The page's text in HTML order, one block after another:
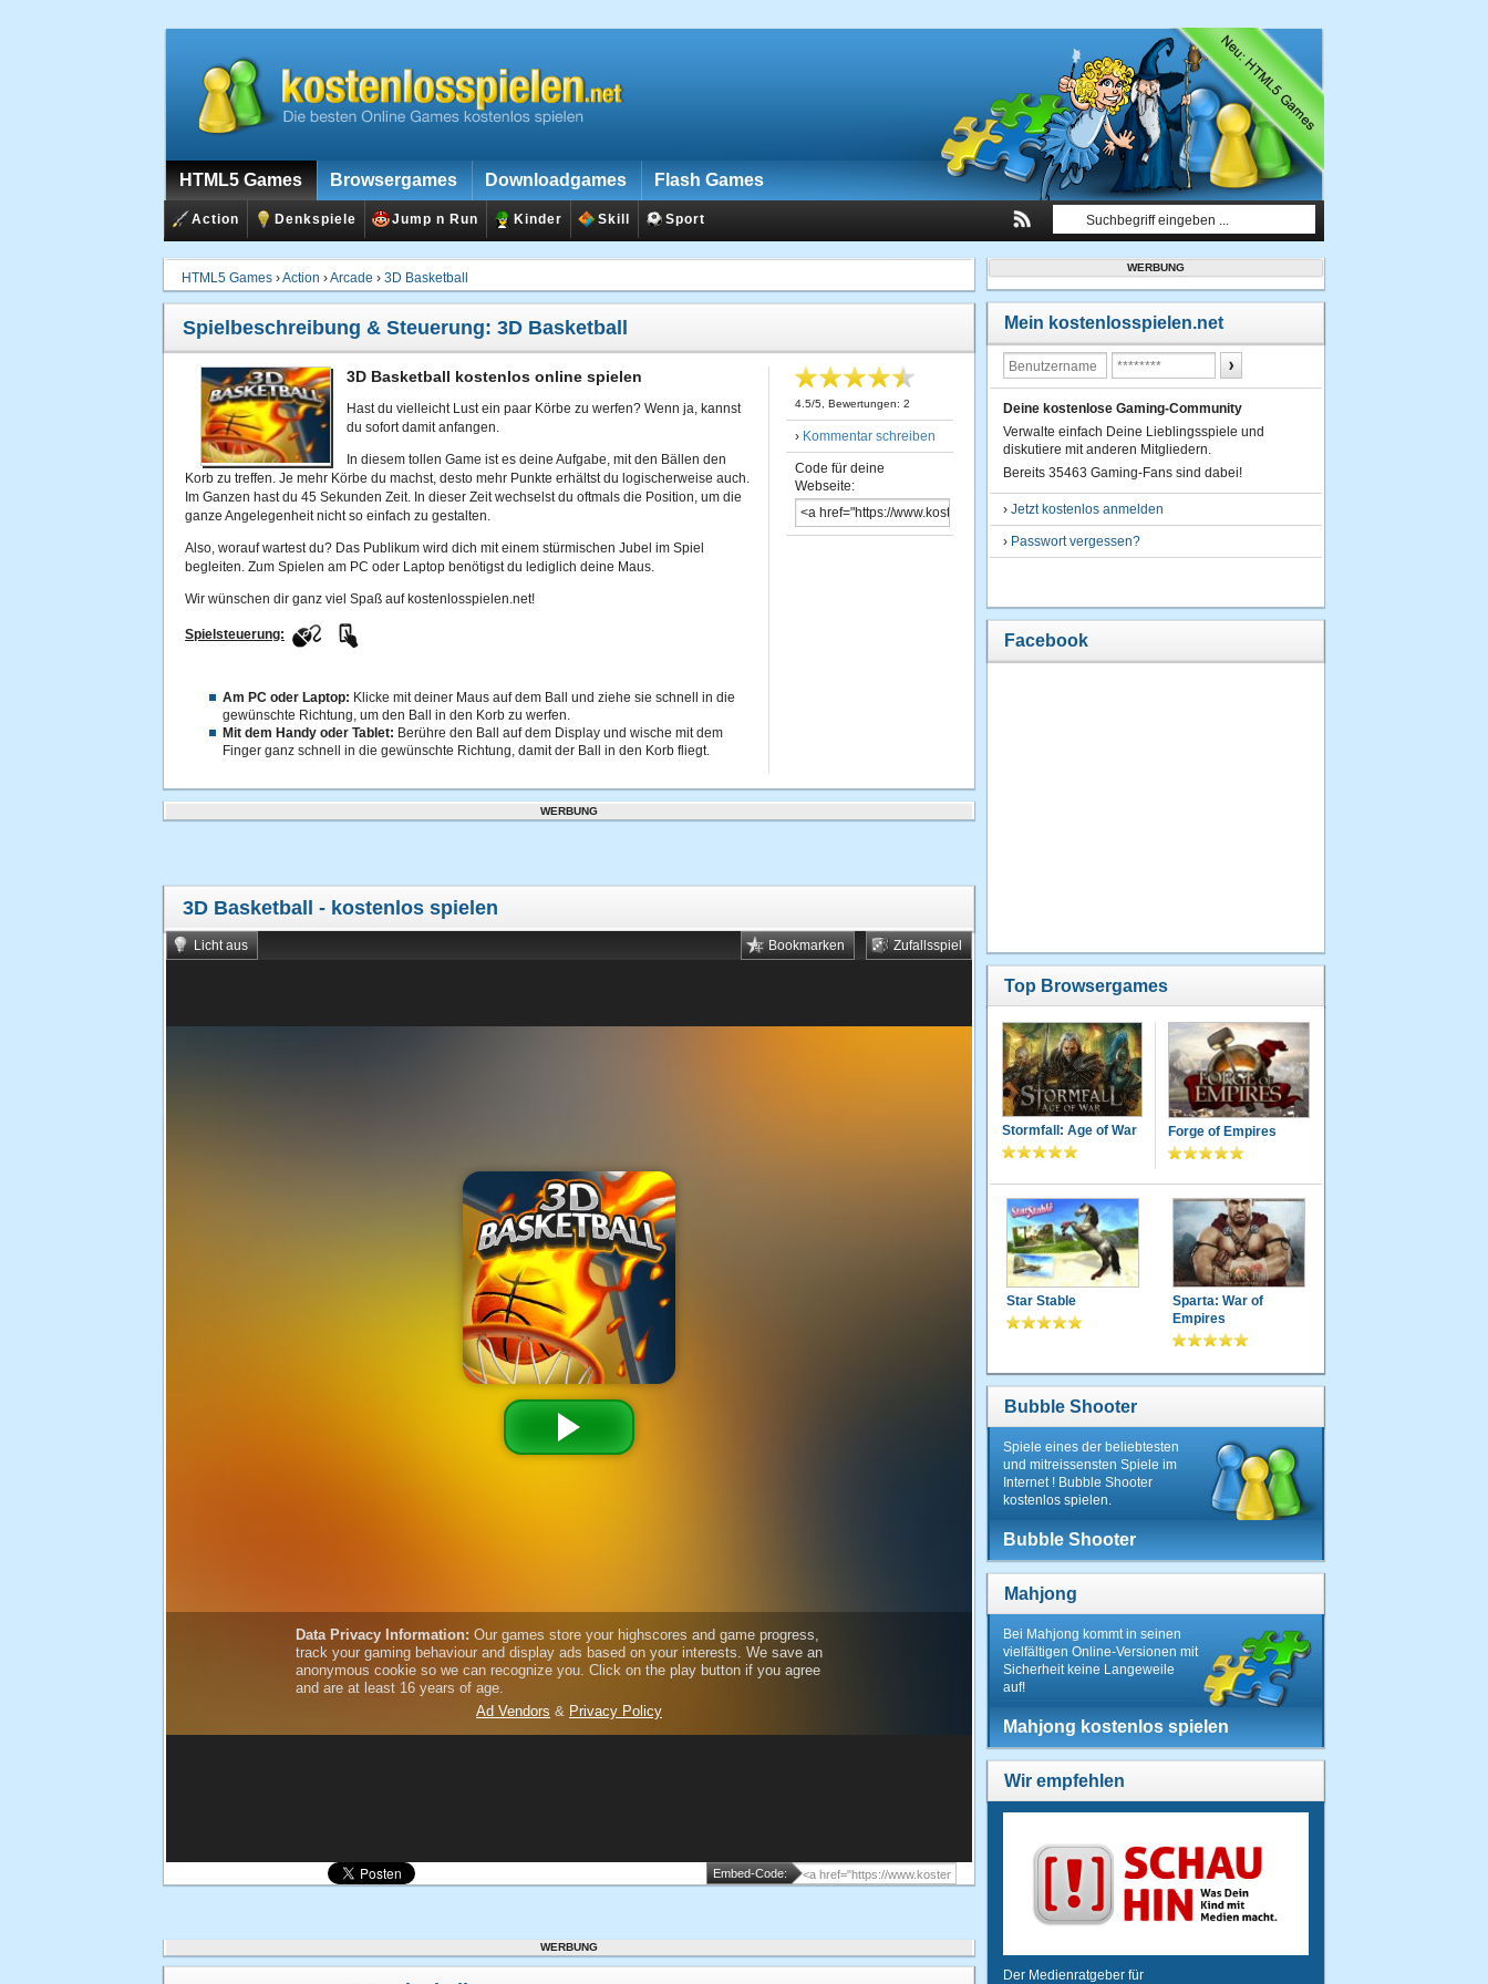
HTML5 Games Browsergames Downloadgames Flash Games
Action Denkspiele Jump n Run Kinder Skill Sport
HTML5 Games ›Action ›Arcade › 3D Basketball
Spielbeschreibung & Steuerung: 3D Basketball
3D Basketball kostenlos online spielen
Hast du vielleicht Lust ein paar Körbe zu werfen? Wenn ja, kannst
du sofort damit anfangen.
In diesem tollen Game ist es deine Aufgabe, mit den Bällen den
Korb zu treffen. Je mehr Körbe du machst, desto mehr Punkte erhältst du logischerweise auch.
Im Ganzen hast du 45 Sekunden Zeit. In dieser Zeit wechselst du oftmals die Position, um die
ganze Angelegenheit nicht so einfach zu gestalten.
Also, worauf wartest du? Das Publikum wird dich mit einem stürmischen Jubel im Spiel
begleiten. Zum Spielen am PC oder Laptop benötigst du lediglich deine Maus.
Wir wünschen dir ganz viel Spaß auf kostenlosspielen.net!
Spielsteuerung:
Am PC oder Laptop: Klicke mit deiner Maus auf dem Ball und ziehe sie schnell in die
gewünschte Richtung, um den Ball in den Korb zu werfen.
Mit dem Handy oder Tablet: Berühre den Ball auf dem Display und wische mit dem
Finger ganz schnell in die gewünschte Richtung, damit der Ball in den Korb fliegt.
4.5/5 , Bewertungen: 2
› Kommentar schreiben
Code für deine
Webseite:
WERBUNG
3D Basketball - kostenlos spielen
Licht aus Zufallsspiel
Bookmarken
Embed-Code:
WERBUNG
WERBUNG
Mein kostenlosspielen.net
Deine kostenlose Gaming-Community
Verwalte einfach Deine Lieblingsspiele und
diskutiere mit anderen Mitgliedern.
Bereits 35463 Gaming-Fans sind dabei!
› Jetzt kostenlos anmelden
› Passwort vergessen?
Facebook
Top Browsergames
Stormfall: Age of War Forge of Empires
Star Stable
Sparta: War of
Empires
Bubble Shooter
Spiele eines der beliebtesten
und mitreissensten Spiele im
Internet ! Bubble Shooter
kostenlos spielen.
Bubble Shooter
Mahjong
Bei Mahjong kommt in seinen
vielfältigen Online-Versionen mit
Sicherheit keine Langeweile
auf!
Mahjong kostenlos spielen
Wir empfehlen
Der Medienratgeber für